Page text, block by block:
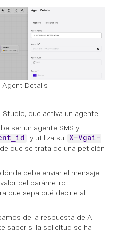
Agent Details
Studio, que activa un agente.
ser un agente SMS y
y utiliza su
X-Vgai-
que se trata de una petición
debe enviar el mensaje.
del parámetro
que sepa qué decirle al
de la respuesta de AI
saber si la solicitud se ha